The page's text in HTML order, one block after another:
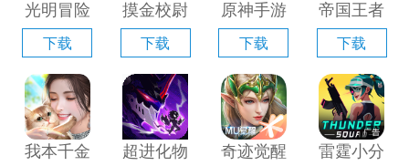
光明冒险
电脑版
「含模拟
器」
下载
摸金校尉
之伏魔殿
电脑版
「含模拟
器」
下载
原神手游
电脑版
「含模拟
器」
下载
帝国王者
归来电脑
版「含模
拟器」
下载
我本千金
超进化物
奇迹觉醒
雷霆小分